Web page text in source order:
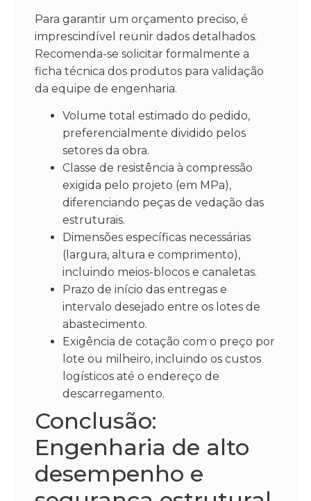
Para garantir um orçamento preciso, é
imprescindível reunir dados detalhados.
Recomenda-se solicitar formalmente a
ficha técnica dos produtos para validação
da equipe de engenharia.
Volume total estimado do pedido,
preferencialmente dividido pelos
setores da obra.
Classe de resistência à compressão
exigida pelo projeto (em MPa),
diferenciando peças de vedação das
estruturais.
Dimensões específicas necessárias
(largura, altura e comprimento),
incluindo meios-blocos e canaletas.
Prazo de início das entregas e
intervalo desejado entre os lotes de
abastecimento.
Exigência de cotação com o preço por
lote ou milheiro, incluindo os custos
logísticos até o endereço de
descarregamento.
Conclusão:
Engenharia de alto
desempenho e